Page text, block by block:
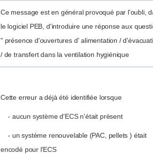
Ce message est en général provoqué par l'oubli,
le logiciel PEB, d'introduire une réponse aux
" présence d'ouvertures d' alimentation /
/ de transfert dans la ventilation hygiénique
Cette erreur a déjà été identifiée lorsque
- aucun système d'ECS n'était présent
- un système renouvelable (PAC, pellets ) était
encodé pour l'ECS